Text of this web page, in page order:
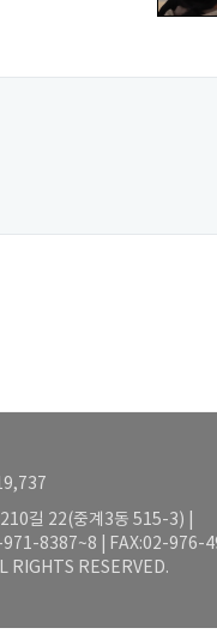
길 22(중계3동 515-3) |
971-8387~8 | FAX:02-976-
RIGHTS RESERVED.